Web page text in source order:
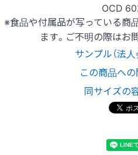
OCD
※食品や付属品が写っている商
ます。ご不明の際はお
サンプル（法
この商品へ
同サイズの